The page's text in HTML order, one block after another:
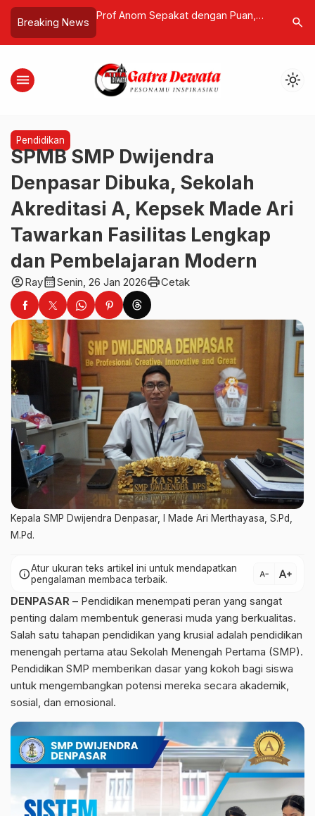
Breaking News
dengan Puan,
Diduga Abai
Dini Sektor
Mabes TNI Ungkap Identitas Empat
Penyiraman Air Keras Aktivis KontraS
Limasearch
menu light_mode
Pendidikan
SPMB SMP Dwijendra
Denpasar Dibuka, Sekolah
Akreditasi A, Kepsek Made Ari
Tawarkan Fasilitas Lengkap
dan Pembelajaran Modern
account_circleRaycalendar_monthSenin, 26 Jan 2026printCetak
Kepala SMP Dwijendra Denpasar, I Made Ari Merthayasa, S.Pd,
M.Pd.
infoAtur ukuran teks artikel ini untuk mendapatkan
pengalaman membaca terbaik.
text_decrease text_increase
DENPASAR – Pendidikan menempati peran yang sangat
penting dalam membentuk generasi muda yang berkualitas.
Salah satu tahapan pendidikan yang krusial adalah pendidikan
menengah pertama atau Sekolah Menengah Pertama (SMP).
Pendidikan SMP memberikan dasar yang kokoh bagi siswa
untuk mengembangkan potensi mereka secara akademik,
sosial, dan emosional.